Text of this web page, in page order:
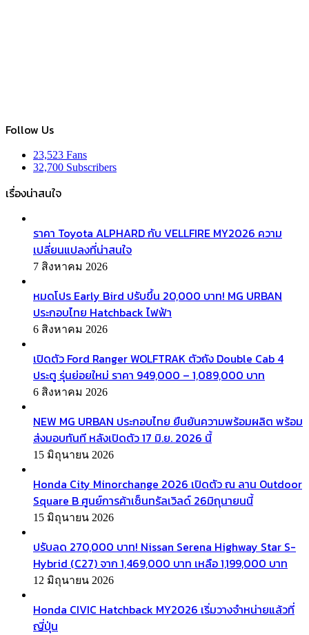
Follow Us
23,523 Fans
32,700 Subscribers
เรื่องน่าสนใจ
ราคา Toyota ALPHARD กับ VELLFIRE MY2026 ความ
เปลี่ยนแปลงที่น่าสนใจ
7 สิงหาคม 2026
หมดโปร Early Bird ปรับขึ้น 20,000 บาท! MG URBAN
ประกอบไทย Hatchback ไฟฟ้า
6 สิงหาคม 2026
เปิดตัว Ford Ranger WOLFTRAK ตัวถัง Double Cab 4
ประตู รุ่นย่อยใหม่ ราคา 949,000 – 1,089,000 บาท
6 สิงหาคม 2026
NEW MG URBAN ประกอบไทย ยืนยันความพร้อมผลิต พร้อม
ส่งมอบทันที หลังเปิดตัว 17 มิ.ย. 2026 นี้
15 มิถุนายน 2026
Honda City Minorchange 2026 เปิดตัว ณ ลาน Outdoor
Square B ศูนย์การค้าเซ็นทรัลเวิลด์ 26มิถุนายนนี้
15 มิถุนายน 2026
ปรับลด 270,000 บาท! Nissan Serena Highway Star S-
Hybrid (C27) จาก 1,469,000 บาท เหลือ 1,199,000 บาท
12 มิถุนายน 2026
Honda CIVIC Hatchback MY2026 เริ่มวางจำหน่ายแล้วที่
ญี่ปุ่น